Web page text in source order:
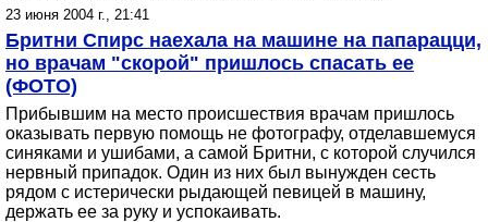
23 июня 2004 г., 21:41
Бритни Спирс наехала на машине на папарацци,
но врачам "скорой" пришлось спасать ее
(ФОТО)
Прибывшим на место происшествия врачам пришлось
оказывать первую помощь не фотографу, отделавшемуся
синяками и ушибами, а самой Бритни, с которой случился
нервный припадок. Один из них был вынужден сесть
рядом с истерически рыдающей певицей в машину,
держать ее за руку и успокаивать.